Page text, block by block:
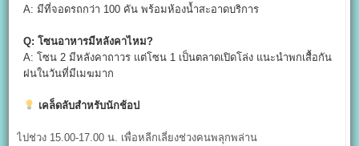
A: มีที่จอดรถกว่า 100 คัน พร้อมห้องน้ำสะอาดบริการ
Q:โซนอาหารมีหลังคาไหม?
A: โซน 2 มีหลังคาถาวร แต่โซน 1 เป็นตลาดเปิดโล่ง แนะนำพกเสื้อกัน
ฝนในวันที่มีเมฆมาก
เคล็ดลับสำหรับนักช้อป
ไปช่วง 15.00-17.00 น. เพื่อหลีกเลี่ยงช่วงคนพลุกพล่าน